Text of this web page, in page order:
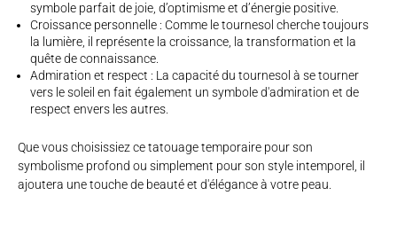
symbole parfait de joie, d’optimisme et d’énergie positive.
Croissance personnelle : Comme le tournesol cherche toujours
la lumière, il représente la croissance, la transformation et la
quête de connaissance.
Admiration et respect : La capacité du tournesol à se tourner
vers le soleil en fait également un symbole d'admiration et de
respect envers les autres.
Que vous choisissiez ce tatouage temporaire pour son
symbolisme profond ou simplement pour son style intemporel, il
ajoutera une touche de beauté et d'élégance à votre peau.